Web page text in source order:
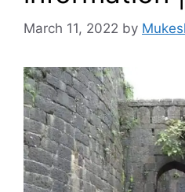
March 11, 2022 by